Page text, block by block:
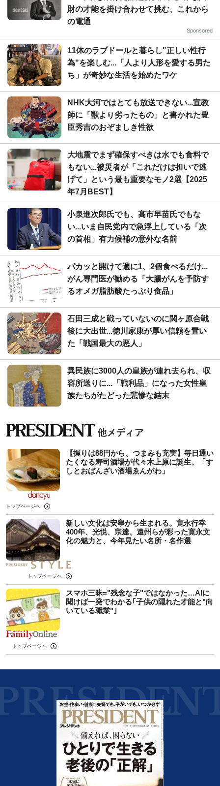
財の才能を掛け合わせて挑む、これから
の電通
Sponsored
11体のラブドールと暮らし"正しい性行
為"を楽しむ...「人より人形を愛する男た
ち」が奇妙な生活を始めたワケ
NHK大河ではとても放送できない...宣教
師に「獣より劣ったもの」と書かれた豊
臣秀吉のおぞましき性欲
大地震でまず確保すべきは水でも食料で
もない...被災者が「これだけは担いで逃
げて」という最も重要なモノ2選【2025
年7月BEST】
小泉進次郎氏でも、高市早苗氏でもな
い...いま自民党内で急浮上している「次
の首相」有力候補の意外な名前
パカッと開けて週に1、2個食べるだけ...
がん専門医が勧める「大腸がんを予防す
るオメガ脂肪酸たっぷり食品」
石田三成と戦っていないのに関ヶ原合戦
後に大出世...徳川家康が厚い信頼を置い
た「戦国最大の悪人」
異民族に3000人の皇族が連れ去られ、収
容所送りに...「戦利品」になった女性皇
族たちがたどった悲惨な結末
【握りは88円から、つまみも充実】毎日通い
たくなる寿司酒場が代々木上原に誕生。「す
しとおばんざい酒場ゑんがわ」
トップページへ
新しい文化は安寧から生まれる。寛永行幸
400年、光悦、宗達、遠州らが彩った寛永文
化の魅力と、今年見たい名所・名作選
トップページへ
スマホ三昧="残念な子"ではなかった…AIに
聞けば一発でわかる｢子供の隠れた才能と"向
いている職業"｣
トップページへ